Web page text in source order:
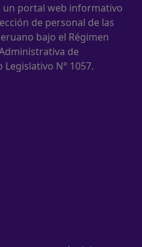
un portal web informativo
de personal de las
bajo el Régimen
de
Legislativo N° 1057.